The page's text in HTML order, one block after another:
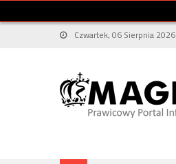
Czwartek, 06 Sierpnia 2026